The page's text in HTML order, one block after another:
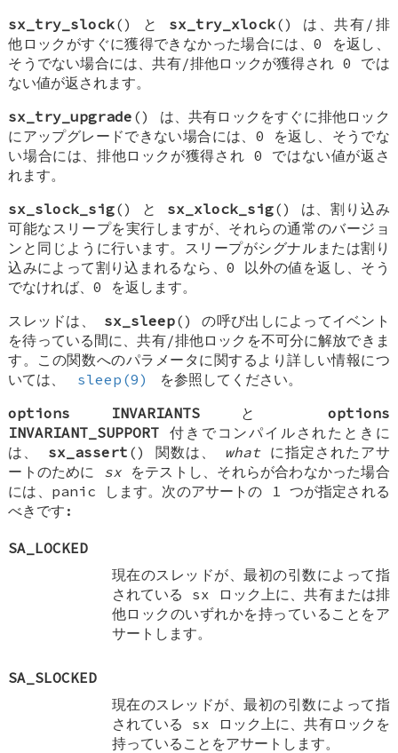
sx_try_slock() と sx_try_xlock() は、共有/排
他ロックがすぐに獲得できなかった場合には、0 を返し、
そうでない場合には、共有/排他ロックが獲得され 0 では
ない値が返されます。
sx_try_upgrade () は、共有ロックをすぐに排他ロック
にアップグレードできない場合には、0 を返し、そうでな
い場合には、排他ロックが獲得され 0 ではない値が返さ
れます。
sx_slock_sig() と sx_xlock_sig() は、割り込み
可能なスリープを実行しますが、それらの通常のバージョ
ンと同じように行います。スリープがシグナルまたは割り
込みによって割り込まれるなら、0 以外の値を返し、そう
でなければ、0 を返します。
スレッドは、 sx_sleep() の呼び出しによってイベント
を待っている間に、共有/排他ロックを不可分に解放できま
す。この関数へのパラメータに関するより詳しい情報につ
いては、
sleep(9)
を参照してください。
options INVARIANTS と options
INVARIANT_SUPPORT 付きでコンパイルされたときに
は、 sx_assert () 関数は、 whatに指定されたアサ
ートのために sxをテストし、それらが合わなかった場合
には、panic します。次のアサートの 1 つが指定される
べきです:
SA_LOCKED
現在のスレッドが、最初の引数によって指
されている sx
ロック上に、共有または排
他ロックのいずれかを持っていることをア
サートします。
SA_SLOCKED
現在のスレッドが、最初の引数によって指
されている sx
ロック上に、共有ロックを
持っていることをアサートします。